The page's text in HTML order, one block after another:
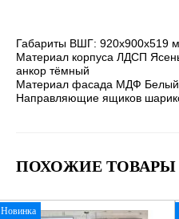
Габариты ВШГ: 920х900х519
Материал корпуса ЛДСП
анкор тёмный
Материал фасада МДФ Белый
Направляющие ящиков
ПОХОЖИЕ ТОВАРЫ
Новинка